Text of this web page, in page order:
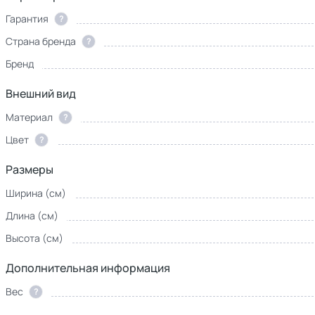
Гарантия ?
Страна бренда ?
Бренд
Внешний вид
Материал ?
Цвет ?
Размеры
Ширина (см)
Длина (см)
Высота (см)
Дополнительная информация
Вес ?